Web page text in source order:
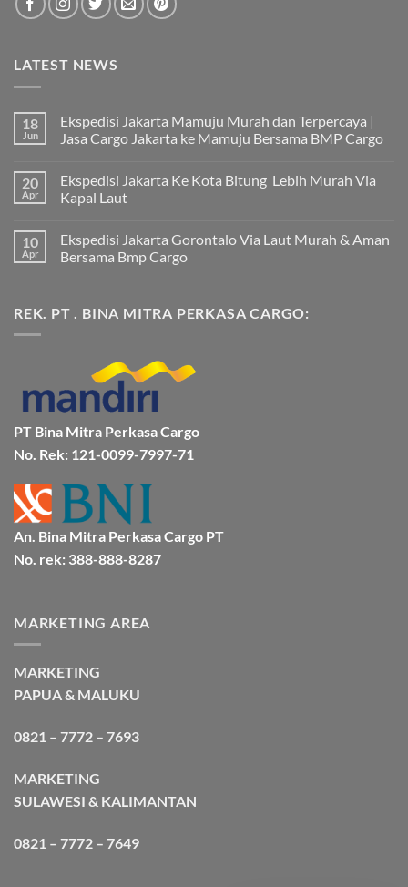
LATEST NEWS
18
Jun
Ekspedisi Jakarta Mamuju Murah dan Terpercaya |
Jasa Cargo Jakarta ke Mamuju Bersama BMP Cargo
komentar
pada
Ekspedisi
Murah
dan
Terpercaya
Jakarta
ke
20
Apr
Ekspedisi Jakarta Ke Kota Bitung Lebih Murah Via
Kapal Laut
komentar
pada
Ekspedisi
Bitung
Lebih
10
Apr
Ekspedisi Jakarta Gorontalo Via Laut Murah & Aman
Bersama Bmp Cargo
pada
Ekspedisi
&
Aman
Bersama
Bmp
Cargo
REK. PT . BINA MITRA PERKASA CARGO:
PT Bina Mitra Perkasa Cargo
No. Rek: 121-0099-7997-71
An. Bina Mitra Perkasa Cargo PT
No. rek: 388-888-8287
MARKETING AREA
MARKETING
PAPUA & MALUKU
0821 – 7772 – 7693
MARKETING
SULAWESI & KALIMANTAN
0821 – 7772 – 7649